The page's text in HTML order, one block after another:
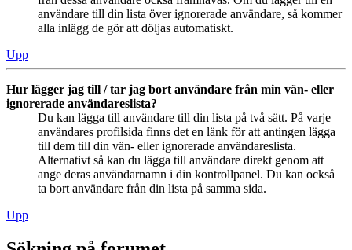
användare till din lista över ignorerade användare, så kommer
alla inlägg de gör att döljas automatiskt.
Upp
Hur lägger jag till / tar jag bort användare från min vän- eller
ignorerade användareslista?
Du kan lägga till användare till din lista på två sätt. På varje
användares profilsida finns det en länk för att antingen lägga
till dem till din vän- eller ignorerade användareslista.
Alternativt så kan du lägga till användare direkt genom att
ange deras användarnamn i din kontrollpanel. Du kan också
ta bort användare från din lista på samma sida.
Upp